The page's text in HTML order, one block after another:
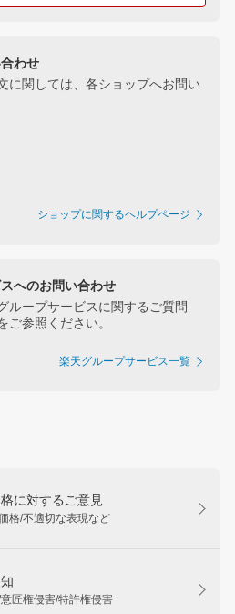
わせ
に関しては、各ショップへお問い
ショップに関するヘルプページ
へのお問い合わせ
ループサービスに関するご質問
ご参照ください。
楽天グループサービス一覧
に対するご意見
格/不適切な表現など
匠権侵害/特許権侵害